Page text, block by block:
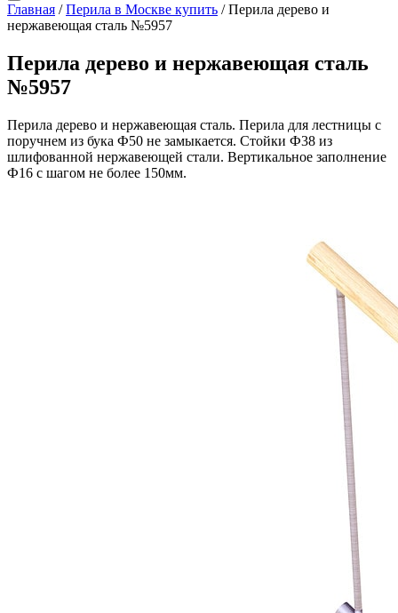
Главная /Перила в Москве купить /Перила дерево и
нержавеющая сталь №5957
Перила дерево и нержавеющая сталь
№5957
Перила дерево и нержавеющая сталь. Перила для лестницы с
поручнем из бука Ф50 не замыкается. Стойки Ф38 из
шлифованной нержавеющей стали. Вертикальное заполнение
Ф16 с шагом не более 150мм.